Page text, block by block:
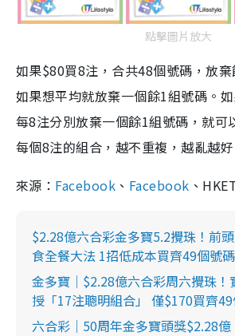
點擊圖片放大
如果$80買8注，合共48個號碼，放棄
如果想平均就放棄一個餘1組號碼。
每8注分別放棄一個餘1組號碼，就可
每個8注的組合，越不重複，越亂越好
來源： Facebook 、 Facebook 、
$2.28億六合彩金多寶5.2攪珠！前
食全餐大法 1招低成本買齊49個號碼
金多寶｜$2.28億六合彩周六攪珠！
授「17注聰明組合」 僅$170買齊49
六合彩｜50周年金多寶頭獎$2.28